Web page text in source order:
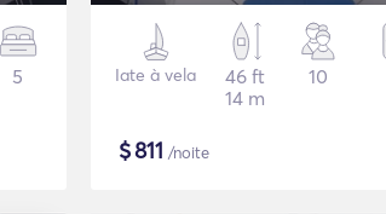
5 Iate à vela
46 ft
14 m
10
$811 /noite